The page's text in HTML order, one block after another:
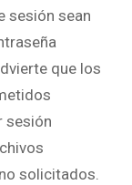
sesión sean
que los
sesión
solicitados.